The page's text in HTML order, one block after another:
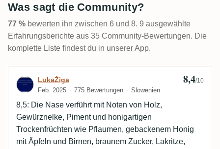
Was sagt die Community?
77 % bewerten ihn zwischen 6 und 8. 9 ausgewählte
Erfahrungsberichte aus 35 Community-Bewertungen. Die
komplette Liste findest du in unserer App.
Bewertung von LukaŽiga
LukaŽiga
Feb. 2025 775 Bewertungen Slowenien
8,4/10
8,5: Die Nase verführt mit Noten von Holz,
Gewürznelke, Piment und honigartigen
Trockenfrüchten wie Pflaumen, gebackenem Honig
mit Äpfeln und Birnen, braunem Zucker, Lakritze,